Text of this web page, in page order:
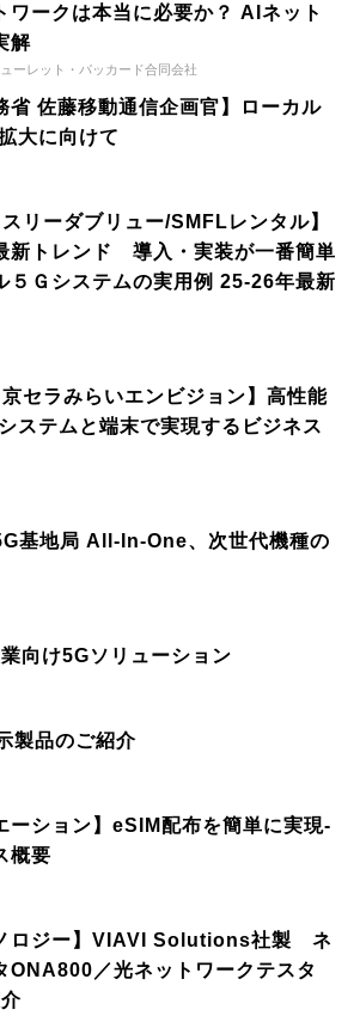
ワークは本当に必要か？ AIネット
解
ーレット・パッカード合同会社
省 佐藤移動通信企画官】ローカル
大に向けて
スリーダブリュー/SMFLレンタル】
新トレンド 導入・実装が一番簡単
５Ｇシステムの実用例 25-26年最新
京セラみらいエンビジョン】高性能
ステムと端末で実現するビジネス
基地局 All-In-One、次世代機種の
向け5Gソリューション
製品のご紹介
ーション】eSIM配布を簡単に実現-
概要
ノロジー】VIAVI Solutions社製 ネ
ONA800／光ネットワークテスタ